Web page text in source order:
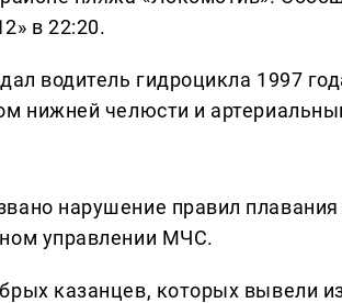
в 22:20.
водитель гидроцикла 1997
нижней челюсти и
нарушение правил
управлении МЧС.
казанцев, которых вывели